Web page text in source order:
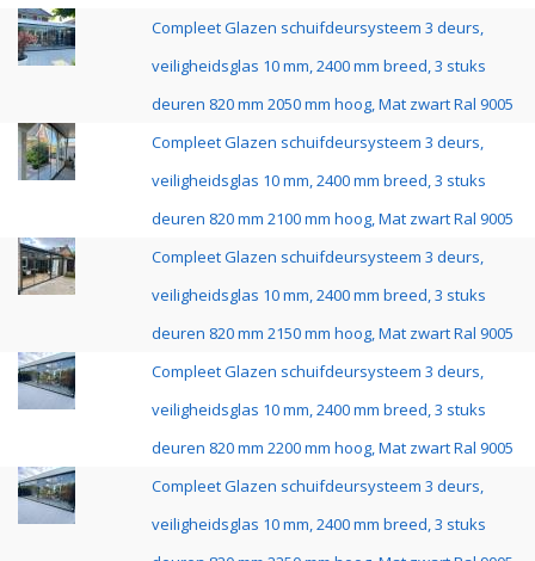
Compleet Glazen schuifdeursysteem 3 deurs,
veiligheidsglas 10 mm, 2400 mm breed, 3 stuks
deuren 820 mm 2050 mm hoog, Mat zwart Ral 9005
Compleet Glazen schuifdeursysteem 3 deurs,
veiligheidsglas 10 mm, 2400 mm breed, 3 stuks
deuren 820 mm 2100 mm hoog, Mat zwart Ral 9005
Compleet Glazen schuifdeursysteem 3 deurs,
veiligheidsglas 10 mm, 2400 mm breed, 3 stuks
deuren 820 mm 2150 mm hoog, Mat zwart Ral 9005
Compleet Glazen schuifdeursysteem 3 deurs,
veiligheidsglas 10 mm, 2400 mm breed, 3 stuks
deuren 820 mm 2200 mm hoog, Mat zwart Ral 9005
Compleet Glazen schuifdeursysteem 3 deurs,
veiligheidsglas 10 mm, 2400 mm breed, 3 stuks